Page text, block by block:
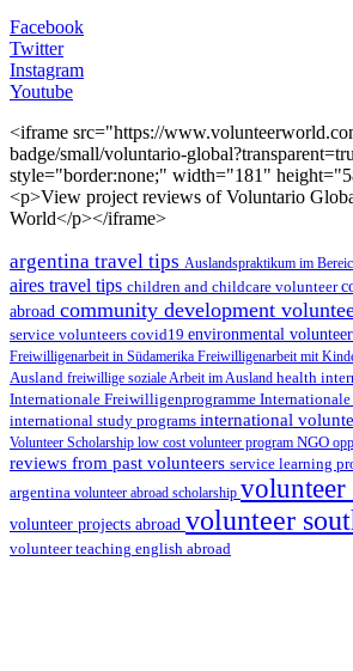
Facebook
Twitter
Instagram
Youtube
<iframe src="https://
badge/small/voluntario-
style="border:none;" width="181"
<p>View project reviews of Voluntario
World</p></iframe>
argentina travel tips Auslandspraktikum im
aires travel tips children and childcare volunteer
abroad community development
service volunteers covid19 environmental
Freiwilligenarbeit in Südamerika Freiwilligenarbeit mit
Ausland freiwillige soziale Arbeit im Ausland health
Internationale Freiwilligenprogramme
international study programs international
Volunteer Scholarship low cost volunteer program NGO
reviews from past volunteers service learning
argentina volunteer abroad scholarship
volunteer projects abroad volunteer
volunteer teaching english abroad